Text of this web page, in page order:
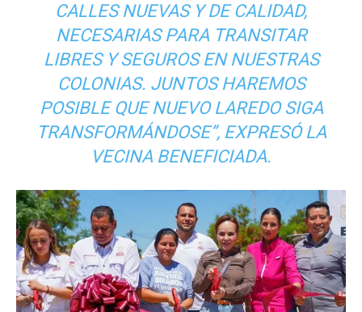
CALLES NUEVAS Y DE CALIDAD,
NECESARIAS PARA TRANSITAR
LIBRES Y SEGUROS EN NUESTRAS
COLONIAS. JUNTOS HAREMOS
POSIBLE QUE NUEVO LAREDO SIGA
TRANSFORMÁNDOSE”, EXPRESÓ LA
VECINA BENEFICIADA.